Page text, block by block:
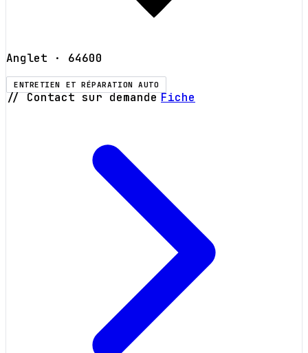
Anglet · 64600
ENTRETIEN ET RÉPARATION AUTO
// Contact sur demande Fiche